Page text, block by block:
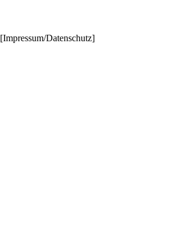
[Impressum/Datenschutz]